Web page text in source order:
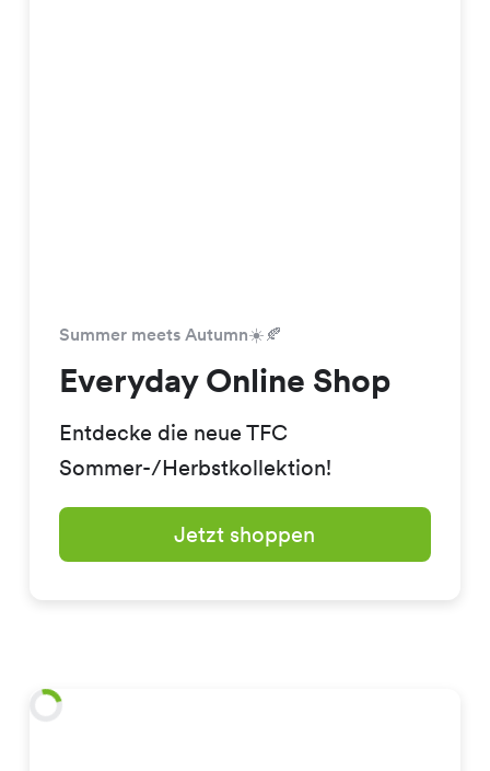
Summer meets Autumn☀️🍂
Everyday Online Shop
Entdecke die neue TFC
Sommer-/Herbstkollektion!
Jetzt shoppen